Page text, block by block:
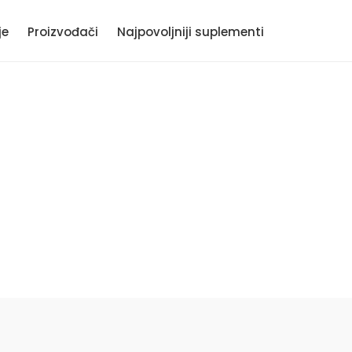
Proizvođači Najpovoljniji suplementi